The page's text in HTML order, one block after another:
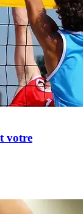
votre